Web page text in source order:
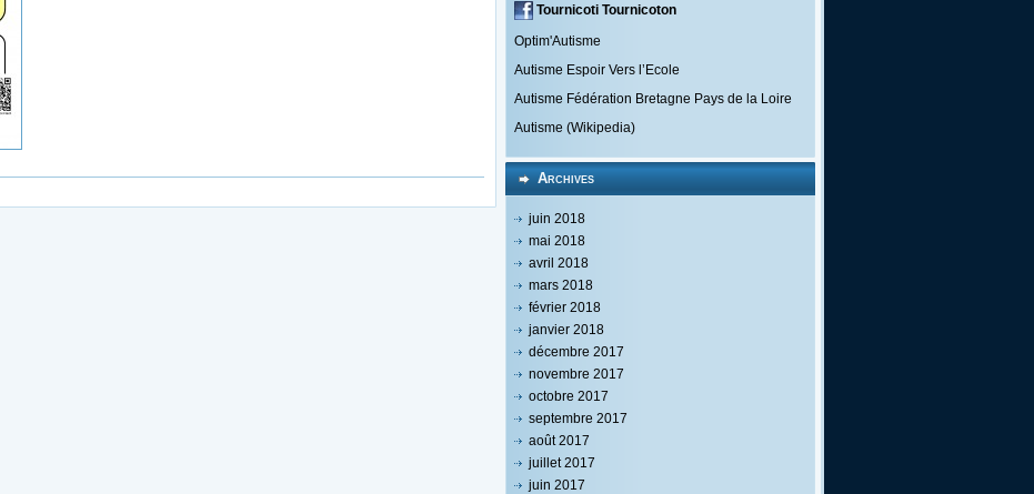
Tournicoti Tournicoton
Optim'Autisme
Autisme Espoir Vers l’Ecole
Autisme Fédération Bretagne Pays de la Loire
Autisme (Wikipedia)
Archives
juin 2018
mai 2018
avril 2018
mars 2018
février 2018
janvier 2018
décembre 2017
novembre 2017
octobre 2017
septembre 2017
août 2017
juillet 2017
juin 2017